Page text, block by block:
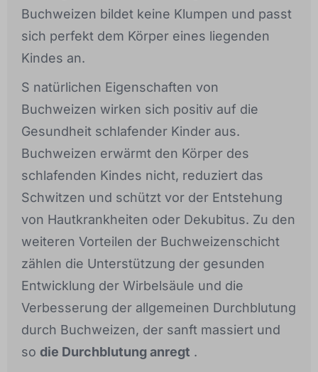
Buchweizen bildet keine Klumpen und passt
sich perfekt dem Körper eines liegenden
Kindes an.
S natürlichen Eigenschaften von
Buchweizen wirken sich positiv auf die
Gesundheit schlafender Kinder aus.
Buchweizen erwärmt den Körper des
schlafenden Kindes nicht, reduziert das
Schwitzen und schützt vor der Entstehung
von Hautkrankheiten oder Dekubitus. Zu den
weiteren Vorteilen der Buchweizenschicht
zählen die Unterstützung der gesunden
Entwicklung der Wirbelsäule und die
Verbesserung der allgemeinen Durchblutung
durch Buchweizen, der sanft massiert und
so die Durchblutung anregt .